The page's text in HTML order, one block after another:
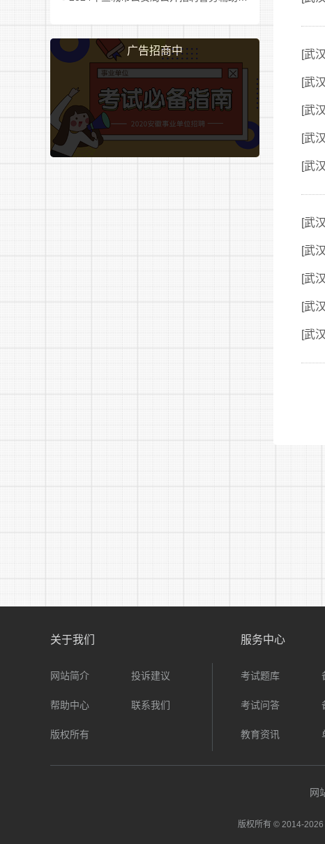
广告招商中 [武汉
[武汉
[武汉
[武汉
[武汉
[武汉
[武汉
[武汉
[武汉
[武汉
关于我们
网站简介 投诉建议
帮助中心 联系我们
版权所有
服务中心
考试题库
考试问答
教育资讯
网
版权所有 © 2014-2026